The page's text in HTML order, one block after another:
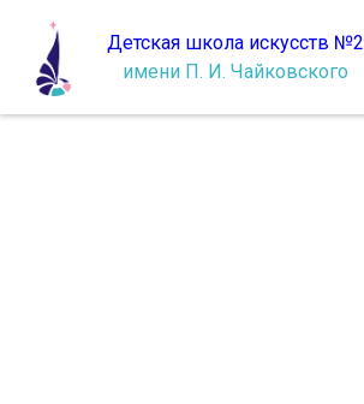
Детская школа искусств №2
имени П. И. Чайковского